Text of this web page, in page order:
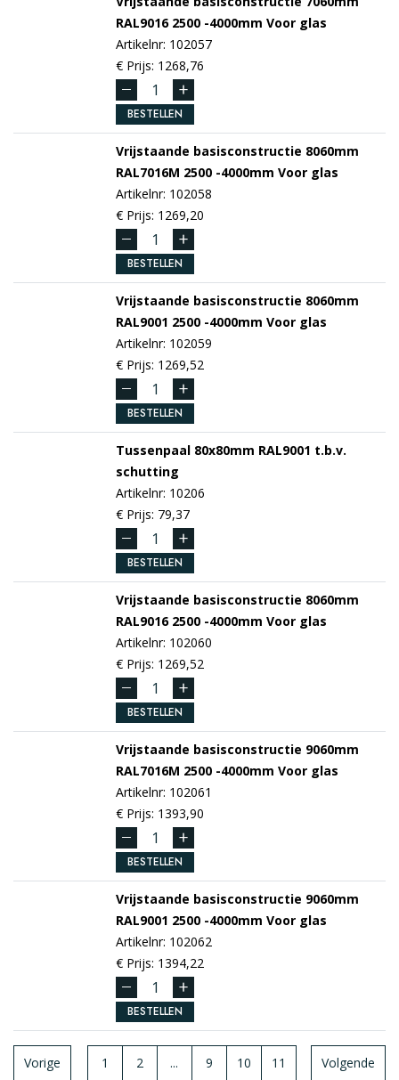
RAL90162500 -4000mm Voor glas
Artikelnr: 102057
€ Prijs: 1268,76
BESTELLEN
Vrijstaande basisconstructie 8060mm
RAL7016M 2500 -4000mm Voor glas
Artikelnr: 102058
€ Prijs: 1269,20
BESTELLEN
Vrijstaande basisconstructie 8060mm
RAL9001 2500 -4000mm Voor glas
Artikelnr: 102059
€ Prijs: 1269,52
BESTELLEN
Tussenpaal 80x80mm RAL9001 t.b.v.
schutting
Artikelnr: 10206
€ Prijs: 79,37
BESTELLEN
Vrijstaande basisconstructie 8060mm
RAL90162500 -4000mm Voor glas
Artikelnr: 102060
€ Prijs: 1269,52
BESTELLEN
Vrijstaande basisconstructie 9060mm
RAL7016M 2500 -4000mm Voor glas
Artikelnr: 102061
€ Prijs: 1393,90
BESTELLEN
Vrijstaande basisconstructie 9060mm
RAL9001 2500 -4000mm Voor glas
Artikelnr: 102062
€ Prijs: 1394,22
BESTELLEN
Vorige 1 2 ... 9 10 11 Volgende